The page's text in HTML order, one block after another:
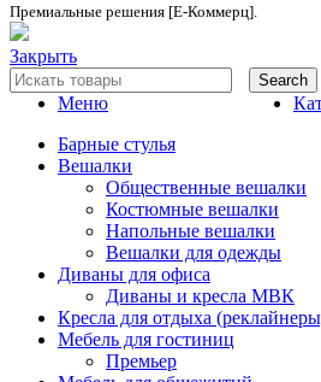
Премиальные решения [Е-Коммерц].
Закрыть
Search
Меню
Барные стулья
Вешалки
Общественные вешалки
Костюмные вешалки
Напольные вешалки
Вешалки для одежды
Диваны для офиса
Диваны и кресла МВК
Кресла для отдыха
Мебель для гостиниц
Премьер